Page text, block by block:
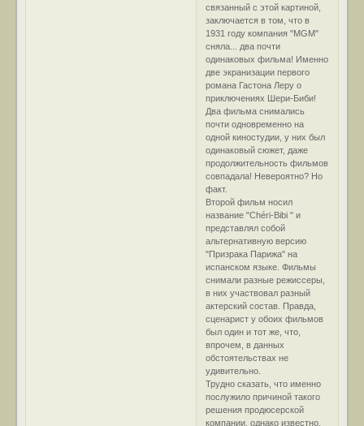
связанный с этой картиной,
заключается в том, что в
1931 году компания "MGM"
сняла... два почти
одинаковых фильма! Именно
две экранизации первого
романа Гастона Леру о
приключениях Шери-Биби!
Два фильма снимались
почти одновременно на
одной киностудии, у них был
одинаковый сюжет, даже
продолжительность фильмов
совпадала! Невероятно? Но
факт.
Второй фильм носил
название "Chéri-Bibi " и
представлял собой
альтернативную версию
"Призрака Парижа" на
испанском языке. Фильмы
снимали разные режиссеры,
в них участвовал разный
актерский состав. Правда,
сценарист у обоих фильмов
был один и тот же, что,
впрочем, в данных
обстоятельствах не
удивительно.
Трудно сказать, что именно
послужило причиной такого
решения продюсерской
компании, однако известно,